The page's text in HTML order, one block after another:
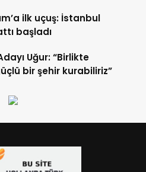
ilk uçuş: İstanbul
başladı
Uğur: “Birlikte
bir şehir kurabiliriz”